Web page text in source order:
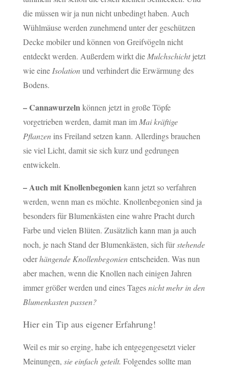
die müssen wir ja nun nicht unbedingt haben. Auch
Wühlmäuse werden zunehmend unter der geschützen
Decke mobiler und können von Greifvögeln nicht
entdeckt werden. Außerdem wirkt die Mulchschichtjetzt
wie eine Isolationund verhindert die Erwärmung des
Bodens.
– Cannawurzeln können jetzt in große Töpfe
vorgetrieben werden, damit man im Mai kräftige
Pflanzenins Freiland setzen kann. Allerdings brauchen
sie viel Licht, damit sie sich kurz und gedrungen
entwickeln.
– Auch mit Knollenbegonien kann jetzt so verfahren
werden, wenn man es möchte. Knollenbegonien sind ja
besonders für Blumenkästen eine wahre Pracht durch
Farbe und vielen Blüten. Zusätzlich kann man ja auch
noch, je nach Stand der Blumenkästen, sich fürstehende
oderhängende Knollenbegonienentscheiden. Was nun
aber machen, wenn die Knollen nach einigen Jahren
immer größer werden und eines Tagesnicht mehr in den
Blumenkasten passen?
Hier ein Tip aus eigener Erfahrung!
Weil es mir so erging, habe ich entgegengesetzt vieler
Meinungen, sie einfach geteilt. Folgendes sollte man